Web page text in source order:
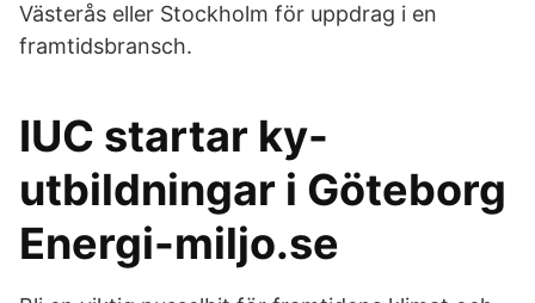
Västerås eller Stockholm för uppdrag i en
framtidsbransch.
IUC startar ky-
utbildningar i Göteborg
Energi-miljo.se